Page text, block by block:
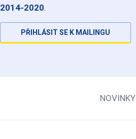
2014-2020.
PŘIHLÁSIT SE K MAILINGU
NOVINKY